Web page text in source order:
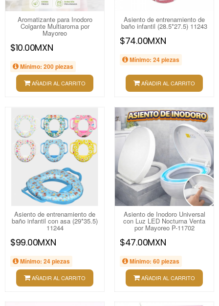
Aromatizante para Inodoro
Colgante Multiaroma por
Mayoreo
$10.00MXN
Mínimo: 200 piezas
AÑADIR AL CARRITO
Asiento de entrenamiento de
baño infantil (28.5*27.5) 11243
$74.00MXN
Mínimo: 24 piezas
AÑADIR AL CARRITO
Asiento de entrenamiento de
baño infantil con asa (29*35.5)
11244
$99.00MXN
Mínimo: 24 piezas
AÑADIR AL CARRITO
Asiento de Inodoro Universal
con Luz LED Nocturna Venta
por Mayoreo P-11702
$47.00MXN
Mínimo: 60 piezas
AÑADIR AL CARRITO